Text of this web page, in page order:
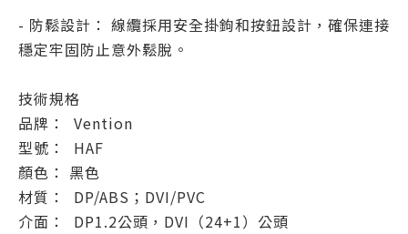
- 防鬆設計： 線纜採用安全掛鉤和按鈕設計，確保連接
穩定牢固防止意外鬆脫。
技術規格
品牌： Vention
型號： HAF
顏色： 黑色
材質： DP/ABS；DVI/PVC
介面： DP1.2公頭，DVI（24+1）公頭